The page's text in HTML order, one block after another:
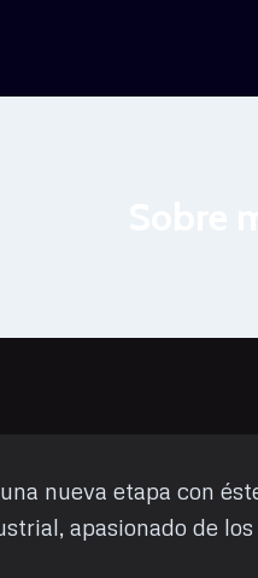
nueva etapa con
apasionado de